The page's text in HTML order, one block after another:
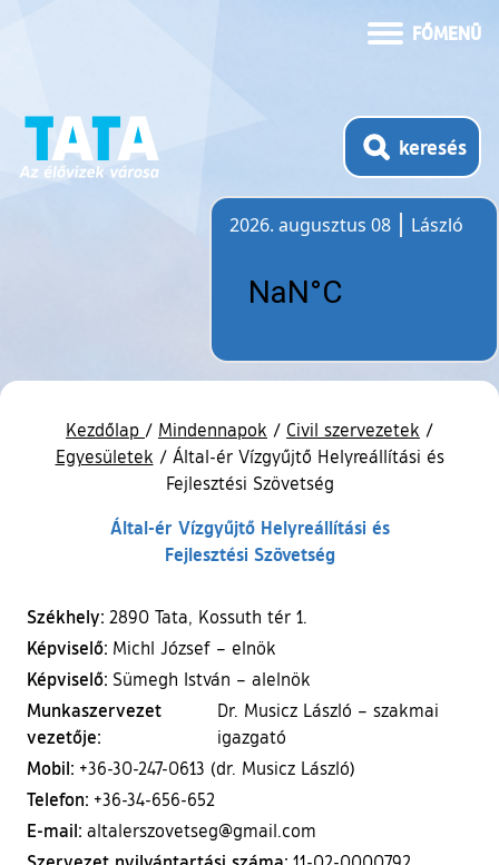
FŐMENÜ
keresés
2026. augusztus 08
László
Kezdőlap / Mindennapok / Civil szervezetek /
Egyesületek / Által-ér Vízgyűjtő Helyreállítási és
Fejlesztési Szövetség
Által-ér Vízgyűjtő Helyreállítási és
Fejlesztési Szövetség
Székhely: 2890 Tata, Kossuth tér 1.
Képviselő: Michl József – elnök
Képviselő: Sümegh István – alelnök
Munkaszervezet
vezetője:
Dr. Musicz László – szakmai
igazgató
Mobil: +36-30-247-0613 (dr. Musicz László)
Telefon: +36-34-656-652
E-mail: altalerszovetseg@gmail.com